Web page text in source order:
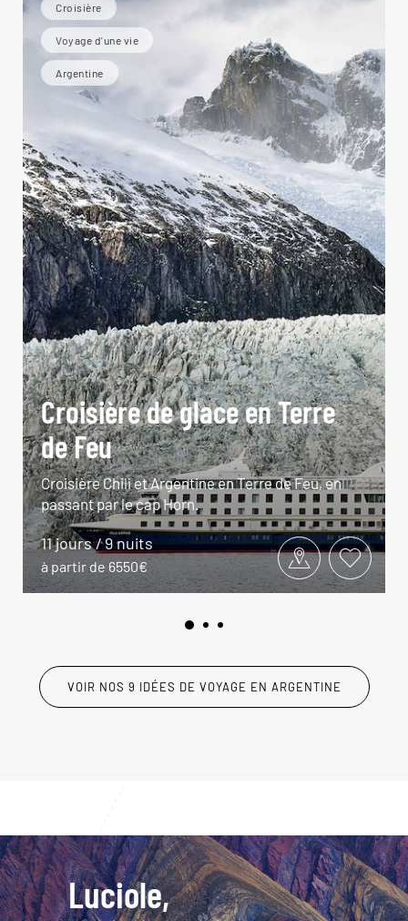
Croisière
Voyage d'une vie
Argentine
Croisière de glace en Terre
de Feu
Croisière Chili et Argentine en Terre de Feu, en
passant par le cap Horn.
11 jours / 9 nuits
à partir de 6550€
VOIR NOS 9 IDÉES DE VOYAGE EN ARGENTINE
Luciole,